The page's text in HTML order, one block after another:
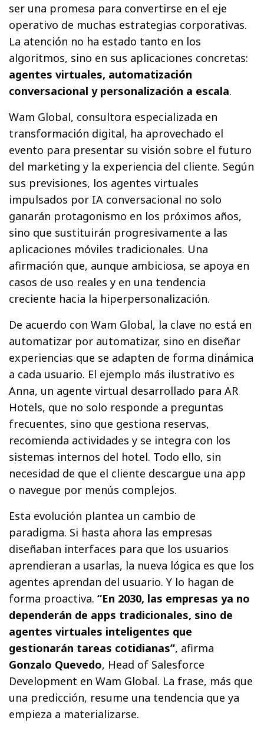
ser una promesa para convertirse en el eje
operativo de muchas estrategias corporativas.
La atención no ha estado tanto en los
algoritmos, sino en sus aplicaciones concretas:
agentes virtuales, automatización
conversacional y personalización a escala.
Wam Global, consultora especializada en
transformación digital, ha aprovechado el
evento para presentar su visión sobre el futuro
del marketing y la experiencia del cliente. Según
sus previsiones, los agentes virtuales
impulsados por IA conversacional no solo
ganarán protagonismo en los próximos años,
sino que sustituirán progresivamente a las
aplicaciones móviles tradicionales. Una
afirmación que, aunque ambiciosa, se apoya en
casos de uso reales y en una tendencia
creciente hacia la hiperpersonalización.
De acuerdo con Wam Global, la clave no está en
automatizar por automatizar, sino en diseñar
experiencias que se adapten de forma dinámica
a cada usuario. El ejemplo más ilustrativo es
Anna, un agente virtual desarrollado para AR
Hotels, que no solo responde a preguntas
frecuentes, sino que gestiona reservas,
recomienda actividades y se integra con los
sistemas internos del hotel. Todo ello, sin
necesidad de que el cliente descargue una app
o navegue por menús complejos.
Esta evolución plantea un cambio de
paradigma. Si hasta ahora las empresas
diseñaban interfaces para que los usuarios
aprendieran a usarlas, la nueva lógica es que los
agentes aprendan del usuario. Y lo hagan de
forma proactiva.“En 2030, las empresas ya no
dependerán de apps tradicionales, sino de
agentes virtuales inteligentes que
gestionarán tareas cotidianas”, afirma
Gonzalo Quevedo, Head of Salesforce
Development en Wam Global. La frase, más que
una predicción, resume una tendencia que ya
empieza a materializarse.